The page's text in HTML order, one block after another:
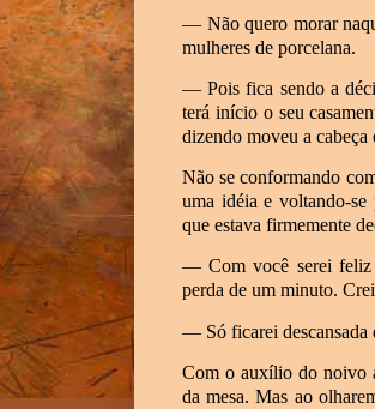
— Não quero morar
mulheres de porcelana.
— Pois fica sendo a
terá início o seu
dizendo moveu a cabeça
Não se conformando
uma idéia e voltando-
que estava firmemente
— Com você serei feliz
perda de um minuto.
— Só ficarei descansada
Com o auxílio do noivo
da mesa. Mas ao